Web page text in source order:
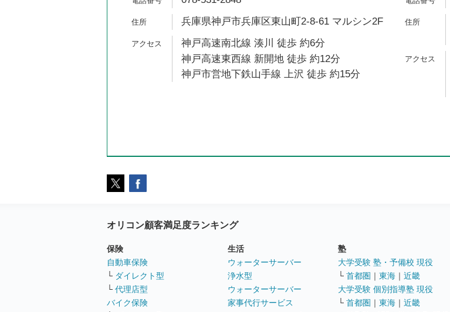
兵庫県神戸市兵庫区東山町2-8-61 マルシン2F
神戸高速南北線 湊川 徒歩 約6分
神戸高速東西線 新開地 徒歩 約12分
神戸市営地下鉄山手線 上沢 徒歩 約15分
オリコン顧客満足度ランキング
保険
自動車保険
└ ダイレクト型
└ 代理店型
バイク保険
生活
ウォーターサーバー
浄水型
ウォーターサーバー
家事代行サービス
塾
大学受験 塾・予備校 現役
└ 首都圏 ｜ 東海 ｜ 近畿
大学受験 個別指導塾 現役
└ 首都圏 ｜ 東海 ｜ 近畿